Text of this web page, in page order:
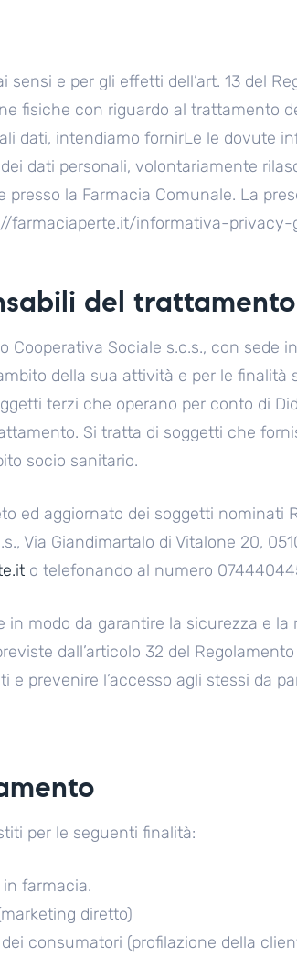
e per gli effetti dell’art. 13 del
fisiche con riguardo al trattamento
dati, intendiamo fornirLe le dovute
dati personali, volontariamente
la Farmacia Comunale. La
farmaciaperte.it/informativa-
del trattamento
Cooperativa Sociale s.c.s., con sede
della sua attività e per le finalità
terzi che operano per conto di
Si tratta di soggetti che
socio sanitario.
ed aggiornato dei soggetti nominati
Via Giandimartalo di Vitalone 20,
o telefonando al numero
modo da garantire la sicurezza e la
dall’articolo 32 del
e prevenire l’accesso agli stessi da
per le seguenti finalità:
farmacia.
diretto)
consumatori (profilazione della